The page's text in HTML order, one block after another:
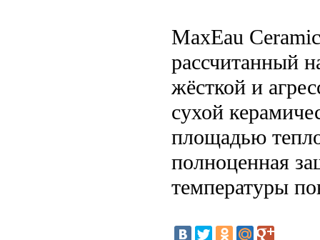
MaxEau
рассчитанный
жёсткой и
сухой
площадью
полноценная
температуры